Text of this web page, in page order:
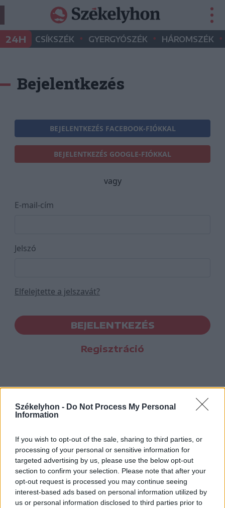
Székelyhon - Do Not Process My Personal
Information
If you wish to opt-out of the sale, sharing to third parties, or
processing of your personal or sensitive information for
targeted advertising by us, please use the below opt-out
section to confirm your selection. Please note that after your
opt-out request is processed you may continue seeing
interest-based ads based on personal information utilized by
us or personal information disclosed to third parties prior to
24H CSÍKSZÉK • GYERGYÓSZÉK • HÁROMSZÉK •
Bejelentkezés
BEJELENTKEZÉS FACEBOOK-FIÓKKAL
BEJELENTKEZÉS GOOGLE-FIÓKKAL
vagy
E-mail-cím
Jelszó
Elfelejtette a jelszavát?
BEJELENTKEZÉS
Regisztráció
Hasznos
Impresszum